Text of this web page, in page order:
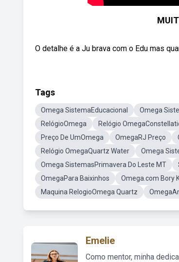
O detalhe é a Ju brava com o Edu mas
Tags
Omega SistemaEducacional Omega
RelógioOmega
Relógio
Preço De UmOmega
OmegaRJ Preço
Relógio OmegaQuartz Water
Omega
Omega SistemasPrimavera Do Leste MT
OmegaPara Baixinhos
Omega.com Bory
Maquina RelogioOmega Quartz
Emelie
Como mentor, minha